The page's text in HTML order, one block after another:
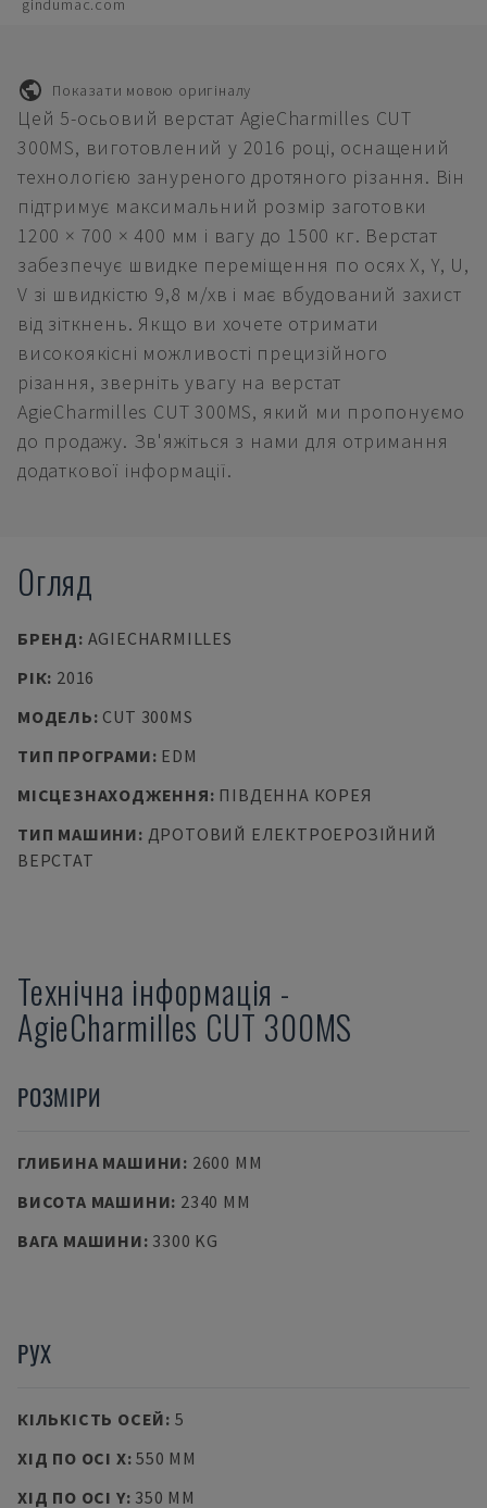
gindumac.com
Показати мовою оригіналу
Цей 5-осьовий верстат AgieCharmilles CUT
300MS, виготовлений у 2016 році, оснащений
технологією зануреного дротяного різання. Він
підтримує максимальний розмір заготовки
1200 × 700 × 400 мм і вагу до 1500 кг. Верстат
забезпечує швидке переміщення по осях X, Y, U,
V зі швидкістю 9,8 м/хв і має вбудований захист
від зіткнень. Якщо ви хочете отримати
високоякісні можливості прецизійного
різання, зверніть увагу на верстат
AgieCharmilles CUT 300MS, який ми пропонуємо
до продажу. Зв'яжіться з нами для отримання
додаткової інформації.
Огляд
БРЕНД: AGIECHARMILLES
РІК: 2016
МОДЕЛЬ: CUT 300MS
ТИП ПРОГРАМИ: EDM
МІСЦЕЗНАХОДЖЕННЯ: ПІВДЕННА КОРЕЯ
ТИП МАШИНИ: ДРОТОВИЙ ЕЛЕКТРОЕРОЗІЙНИЙ
ВЕРСТАТ
Технічна інформація -
AgieCharmilles CUT 300MS
РОЗМІРИ
ГЛИБИНА МАШИНИ: 2600 MM
ВИСОТА МАШИНИ: 2340 MM
ВАГА МАШИНИ: 3300 KG
РУХ
КІЛЬКІСТЬ ОСЕЙ: 5
ХІД ПО ОСІ X:550 MM
ХІД ПО ОСІ Y: 350 MM